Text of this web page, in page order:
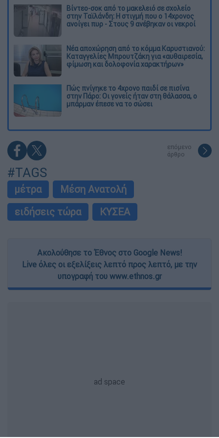
Βίντεο-σοκ από το μακελειό σε σχολείο
στην Ταϊλάνδη: Η στιγμή που ο 14χρονος
ανοίγει πυρ - Στους 9 ανέβηκαν οι νεκροί
Νέα αποχώρηση από το κόμμα Καρυστιανού:
Καταγγελίες Μπρουτζάκη για «αυθαιρεσία,
φίμωση και δολοφονία χαρακτήρων»
Πώς πνίγηκε το 4χρονο παιδί σε πισίνα
στην Πάρο: Οι γονείς ήταν στη θάλασσα, ο
μπάρμαν έπεσε να το σώσει
επόμενο
άρθρο
#TAGS
μέτρα
Μέση Ανατολή
ειδήσεις τώρα
ΚΥΣΕΑ
Ακολούθησε το Έθνος στο Google News!
Live όλες οι εξελίξεις λεπτό προς λεπτό, με την
υπογραφή του www.ethnos.gr